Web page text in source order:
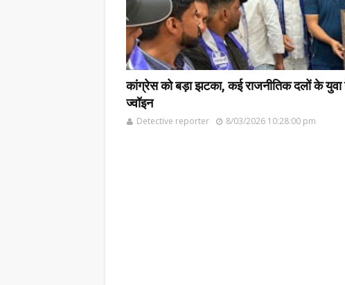
कांग्रेस को बड़ा झटका, कई राजनीतिक दलों के
ज्वॉइन
Detective reporter 8/03/2026 10:28:00 pm